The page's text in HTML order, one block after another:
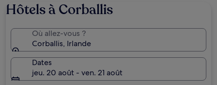
Hôtels à Corballis
Où allez-vous ?
Corballis, Irlande
Dates
jeu. 20 août - ven. 21 août